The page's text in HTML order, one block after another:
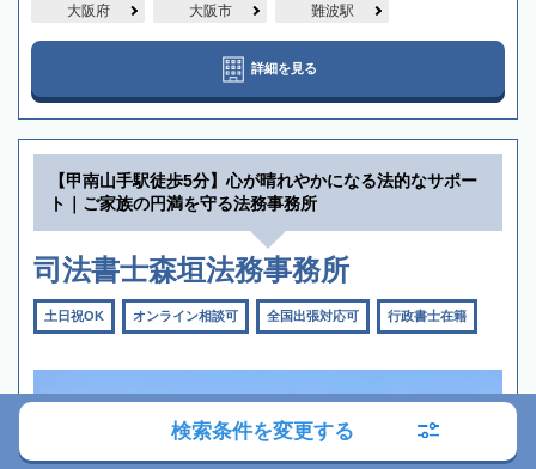
大阪府 大阪市 難波駅
詳細を見る
【甲南山手駅徒歩5分】心が晴れやかになる法的なサポー
ト｜ご家族の円満を守る法務事務所
司法書士森垣法務事務所
土日祝OK オンライン相談可 全国出張対応可 行政書士在籍
検索条件を変更する